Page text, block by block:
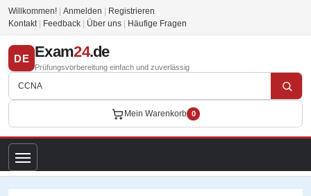
Willkommen! Anmelden
Registrieren
Kontakt
Feedback Über uns Häufige Fragen
DE Exam24.de
Prüfungsvorbereitung einfach und zuverlässig
Mein Warenkorb 0